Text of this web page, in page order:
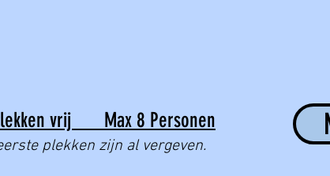
vrij Max 8 Personen
plekken zijn al vergeven.